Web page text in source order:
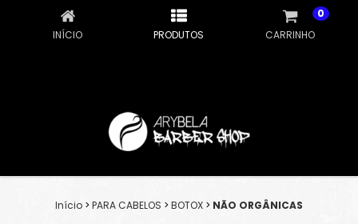
INÍCIO PRODUTOS CARRINHO
0
Início > PARA CABELOS >BOTOX > NÃO ORGÂNICAS